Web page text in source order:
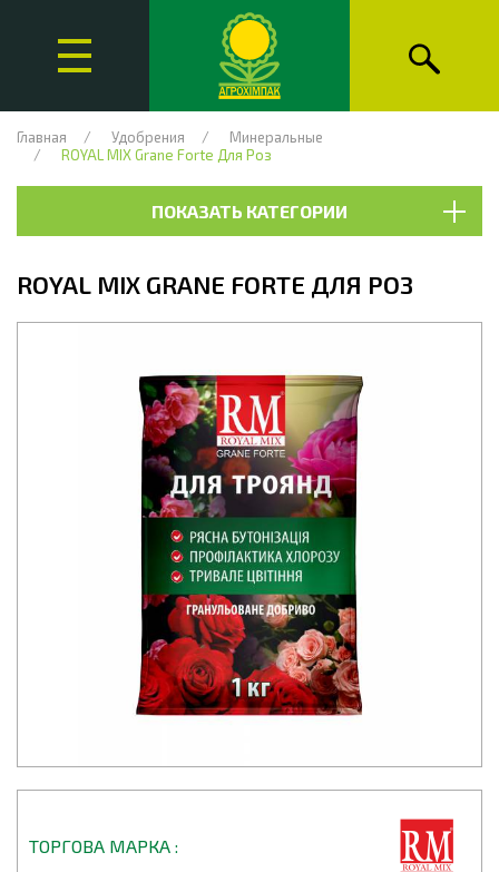
Главная Удобрения
Минеральные
ROYAL MIX Grane Forte Для Роз
ПОКАЗАТЬ КАТЕГОРИИ
ROYAL MIX GRANE FORTE ДЛЯ РОЗ
ТОРГОВА МАРКА